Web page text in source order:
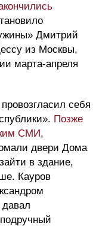
Дмитрий
из Москвы,
марта-апреля
себя
Позже
СМИ,
двери Дома
в здание,
Кауров